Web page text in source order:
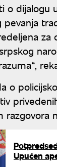
o dijalogu
za
o
razgovora
Upućen